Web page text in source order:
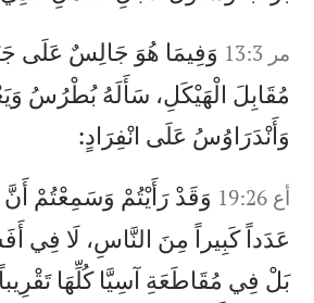
مر 13:3
وَفِيمَا هُوَ جَالِسٌ عَلَى
مُقَابِلَ الْهَيْكَلِ، سَأَلَهُ بُطْرُسُ
وَأَنْدَرَاوُسُ عَلَى انْفِرَادٍ:
أع 19:26
وَقَدْ رَأَيْتُمْ وَسَمِعْتُمْ
عَدَداً كَبِيراً مِنَ النَّاسِ، لَا فِي
بَلْ فِي مُقَاطَعَةِ آسِيَّا كُلِّهَا